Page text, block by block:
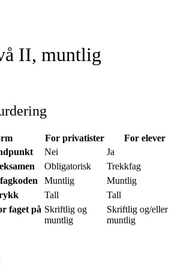
II, muntlig
For privatister
For elever
Nei
Ja
Obligatorisk
Trekkfag
Muntlig
Muntlig
Tall
Tall
faget på Skriftlig og
muntlig
Skriftlig og/eller
muntlig